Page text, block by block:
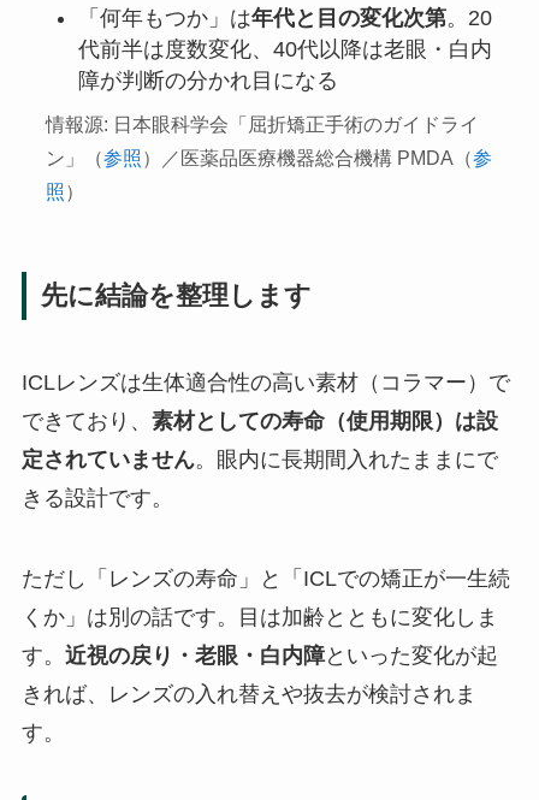
「何年もつか」は年代と目の変化次第。20
代前半は度数変化、40代以降は老眼・白内
障が判断の分かれ目になる
情報源: 日本眼科学会「屈折矯正手術のガイドライ
ン」（参照）／医薬品医療機器総合機構 PMDA（参
照）
先に結論を整理します
ICLレンズは生体適合性の高い素材（コラマー）で
できており、 素材としての寿命（使用期限）は設
定されていません。眼内に長期間入れたままにで
きる設計です。
ただし「レンズの寿命」と「ICLでの矯正が一生続
くか」は別の話です。目は加齢とともに変化しま
す。 近視の戻り・老眼・白内障といった変化が起
きれば、レンズの入れ替えや抜去が検討されま
す。